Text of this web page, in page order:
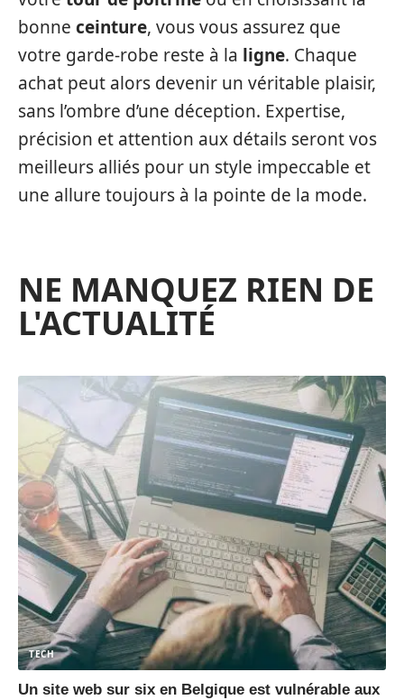
bonne ceinture, vous vous assurez que
votre garde-robe reste à la ligne. Chaque
achat peut alors devenir un véritable plaisir,
sans l’ombre d’une déception. Expertise,
précision et attention aux détails seront vos
meilleurs alliés pour un style impeccable et
une allure toujours à la pointe de la mode.
NE MANQUEZ RIEN DE
L'ACTUALITÉ
TECH
Un site web sur six en Belgique est vulnérable aux